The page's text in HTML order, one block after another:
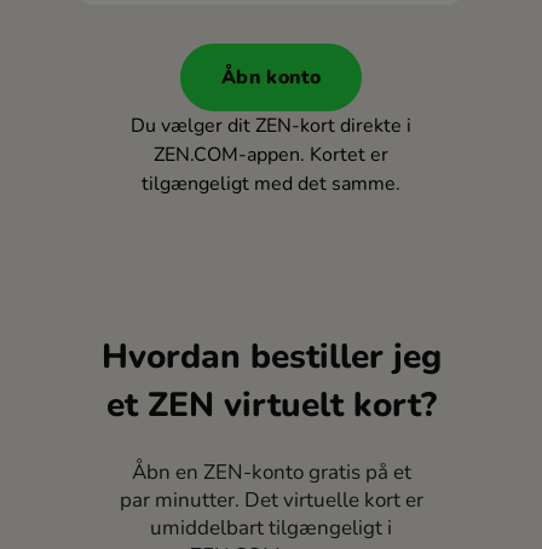
Åbn konto
Du vælger dit ZEN-kort direkte i
ZEN.COM-appen. Kortet er
tilgængeligt med det samme.
Hvordan bestiller jeg
et ZEN virtuelt kort?
Åbn en ZEN-konto gratis på et
par minutter. Det virtuelle kort er
umiddelbart tilgængeligt i